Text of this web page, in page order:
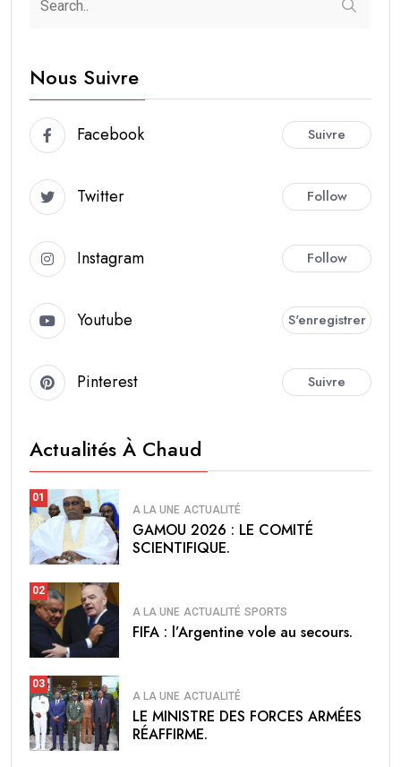
Nous Suivre
Facebook Suivre
Twitter Follow
Instagram Follow
Youtube S'enregistrer
Pinterest Suivre
Actualités À Chaud
01
A LA UNE ACTUALITÉ
GAMOU 2026 : LE COMITÉ
SCIENTIFIQUE.
02
A LA UNE ACTUALITÉ SPORTS
FIFA : l’Argentine vole au secours.
03
A LA UNE ACTUALITÉ
LE MINISTRE DES FORCES ARMÉES
RÉAFFIRME.